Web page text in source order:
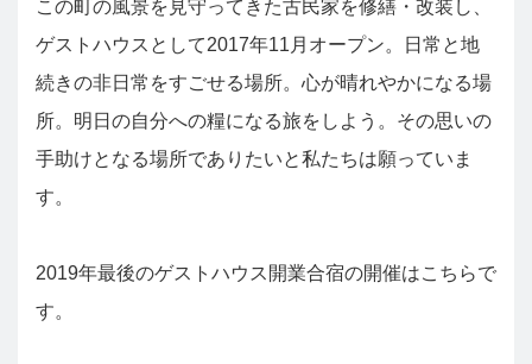
この町の風景を見守ってきた古民家を修繕・改装し、
ゲストハウスとして2017年11月オープン。日常と地
続きの非日常をすごせる場所。心が晴れやかになる場
所。明日の自分への糧になる旅をしよう。その思いの
手助けとなる場所でありたいと私たちは願っていま
す。
2019年最後のゲストハウス開業合宿の開催はこちらで
す。